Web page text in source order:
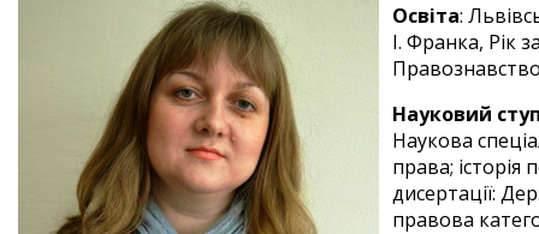
Освіта:
І. Франка, Рік
Науковий
Наукова
права; історія
дисертації:
правова